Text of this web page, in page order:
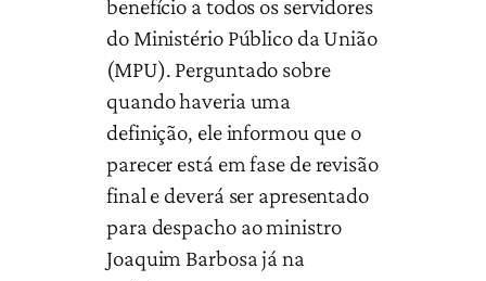
benefício a todos os servidores
do Ministério Público da União
(MPU). Perguntado sobre
quando haveria uma
definição, ele informou que o
parecer está em fase de revisão
final e deverá ser apresentado
para despacho ao ministro
Joaquim Barbosa já na